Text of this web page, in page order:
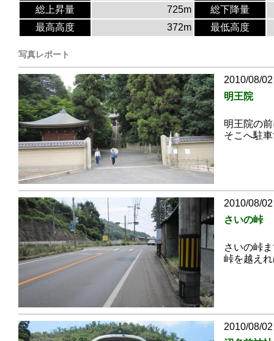
総上昇量
725m
総下降量
最高高度
372m 最低高度
写真レポート
2010/08/
明王院
明王院の
そこへ駐
2010/08/
さいの峠
さいの峠
峠を越え
2010/08/